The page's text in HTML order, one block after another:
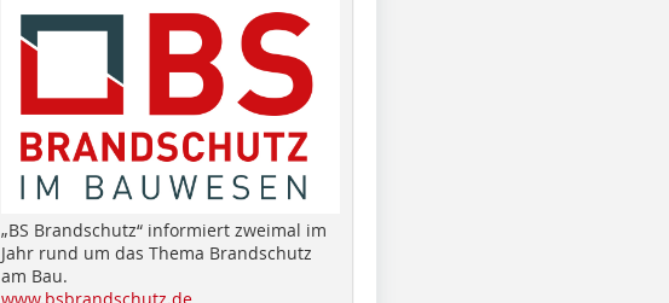
„BS Brandschutz“ informiert zweimal im
Jahr rund um das Thema Brandschutz
am Bau.